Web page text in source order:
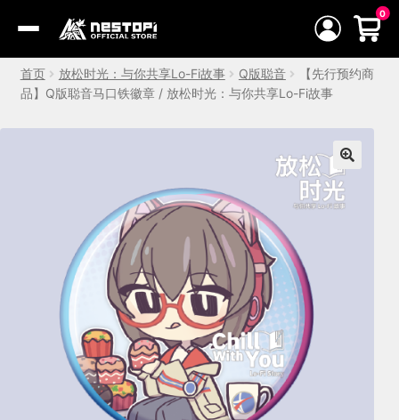
内
Menu
0
首页 放松时光：与你共享Lo-Fi故事 Q版聪音
【先行预约商
品】Q版聪音马口铁徽章 / 放松时光：与你共享Lo-Fi故事